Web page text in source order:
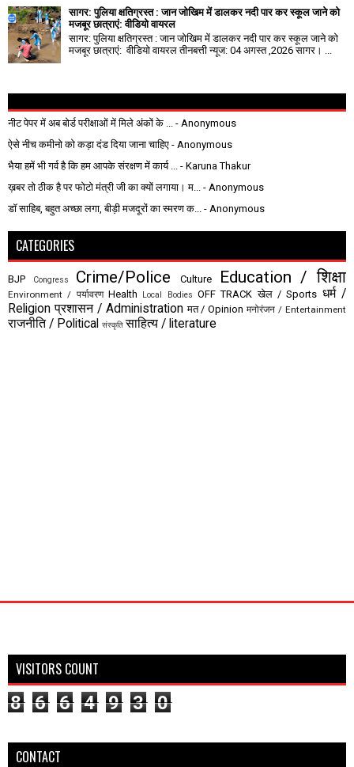
सागर: पुलिया क्षतिग्रस्त : जान जोखिम में डालकर नदी पार कर स्कूल जाने को
मजबूर छात्राएं: वीडियो वायरल
सागर: पुलिया क्षतिग्रस्त : जान जोखिम में डालकर नदी पार कर स्कूल जाने को
मजबूर छात्राएं: वीडियो वायरल तीनबत्ती न्यूज: 04 अगस्त ,2026 सागर। ...
नीट पेपर में अब बोर्ड परीक्षाओं में मिले अंकों के ... - Anonymous
ऐसे नीच कमीनो को कड़ा दंड दिया जाना चाहिए - Anonymous
भैया हमें भी गर्व है कि हम आपके संरक्षण में कार्य ... - Karuna Thakur
ख़बर तो ठीक है पर फोटो मंत्री जी का क्यों लगाया। म... - Anonymous
डॉ साहिब, बहुत अच्छा लगा, बीड़ी मजदूरों का स्मरण क... - Anonymous
CATEGORIES
BJP Congress Crime/Police Culture Education / शिक्षा
Environment / पर्यावरण Health Local Bodies OFF TRACK खेल / Sports धर्म /
Religion प्रशासन / Administration मत / Opinion मनोरंजन / Entertainment
राजनीति / Political संस्कृति साहित्य / literature
VISITORS COUNT
8 6 6 4 9 3 0
CONTACT